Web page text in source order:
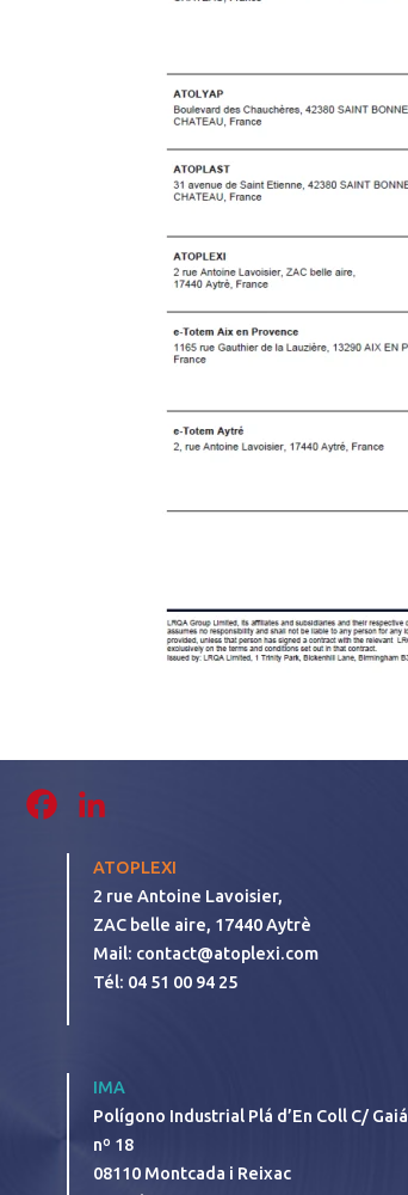
Facebook
ATOPLEXI
2 rue Antoine Lavoisier,
ZAC belle aire, 17440 Aytrè
Mail: contact@atoplexi.com
Tél: 04 51 00 94 25
IMA
Polígono Industrial Plá d’En Coll C/ Gaiá
nº 18
08110 Montcada i Reixac